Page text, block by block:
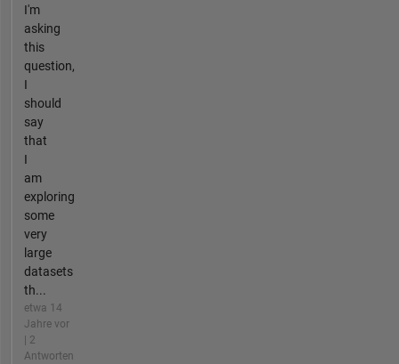
I'm
asking
this
question,
I
should
say
that
I
am
exploring
some
very
large
datasets
th...
etwa 14
Jahre vor
| 2
Antworten